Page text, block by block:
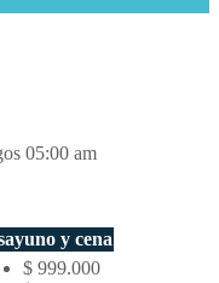
05:00 am
y cena
$ 999.000